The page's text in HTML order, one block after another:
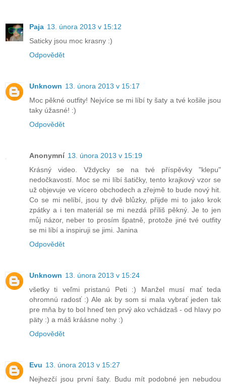
Paja 13. února 2013 v 15:12
Saticky jsou moc krasny :)
Odpovědět
Unknown 13. února 2013 v 15:17
Moc pěkné outfity! Nejvíce se mi líbí ty šaty a tvé košile jsou
taky úžasné! :)
Odpovědět
Anonymní 13. února 2013 v 15:19
Krásný video. Vždycky se na tvé příspěvky "klepu"
nedočkavostí. Moc se mi líbí šatičky, tento krajkový vzor se
už objevuje ve vícero obchodech a zřejmě to bude nový hit.
Co se mi nelíbí, jsou ty dvě blůzky, přijde mi to jako krok
zpátky a i ten materiál se mi nezdá příliš pěkný. Je to jen
můj názor, neber to prosím špatně, protože jiné tvé outfity
se mi líbí a inspiruji se jimi. Janina
Odpovědět
Unknown 13. února 2013 v 15:24
všetky ti veľmi pristanú Peti :) Manžel musí mať teda
ohromnú radosť :) Ale ak by som si mala vybrať jeden tak
pre mňa by to bol hneď ten prvý ako vchádzaš - od hlavy po
päty :) a máš kráásne nohy :)
Odpovědět
Evu 13. února 2013 v 15:27
Nejhezčí jsou první šaty. Budu mít podobné jen nebudou